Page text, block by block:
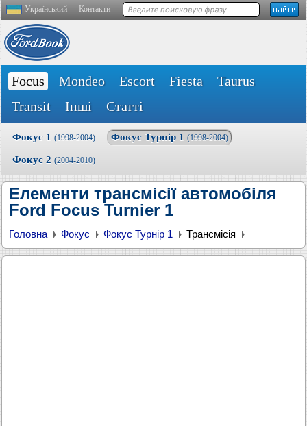
Український Контакти
Focus Mondeo Escort Fiesta
Taurus
Transit
Інші Статті
Фокус 1 (1998-2004) Фокус Турнір 1 (1998-2004)
Фокус 2 (2004-2010)
Елементи трансмісії автомобіля
Ford Focus Turnier 1
Головна Фокус Фокус Турнір 1 Трансмісія